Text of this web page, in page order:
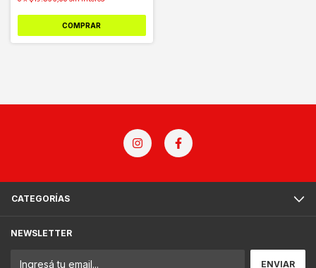
COMPRAR
CATEGORÍAS
NEWSLETTER